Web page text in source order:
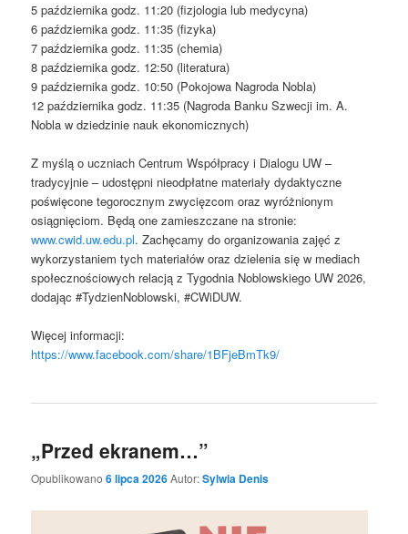
5 października godz. 11:20 (fizjologia lub medycyna)
6 października godz. 11:35 (fizyka)
7 października godz. 11:35 (chemia)
8 października godz. 12:50 (literatura)
9 października godz. 10:50 (Pokojowa Nagroda Nobla)
12 października godz. 11:35 (Nagroda Banku Szwecji im. A.
Nobla w dziedzinie nauk ekonomicznych)
Z myślą o uczniach Centrum Współpracy i Dialogu UW –
tradycyjnie – udostępni nieodpłatne materiały dydaktyczne
poświęcone tegorocznym zwycięzcom oraz wyróżnionym
osiągnięciom. Będą one zamieszczane na stronie:
www.cwid.uw.edu.pl. Zachęcamy do organizowania zajęć z
wykorzystaniem tych materiałów oraz dzielenia się w mediach
społecznościowych relacją z Tygodnia Noblowskiego UW 2026,
dodając #TydzienNoblowski, #CWiDUW.
Więcej informacji:
https://www.facebook.com/share/1BFjeBmTk9/
„Przed ekranem…”
Opublikowano6 lipca 2026Autor:Sylwia Denis